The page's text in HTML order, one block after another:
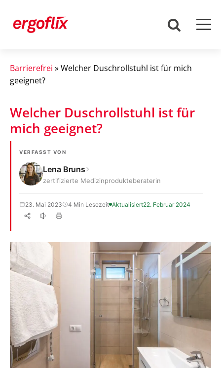
Barrierefrei »Welcher Duschrollstuhl ist für mich
geeignet?
Welcher Duschrollstuhl ist für
mich geeignet?
VERFASST VON
Lena Bruns
zertifizierte Medizinprodukteberaterin
23. Mai 2023 4 Min Lesezeit Aktualisiert22. Februar 2024